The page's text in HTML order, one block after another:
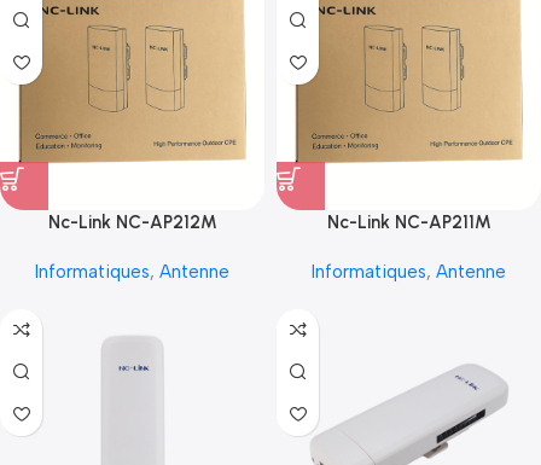
Nc-Link NC-AP212M
Informatiques, Antenne
Nc-Link NC-AP211M
Informatiques, Antenne